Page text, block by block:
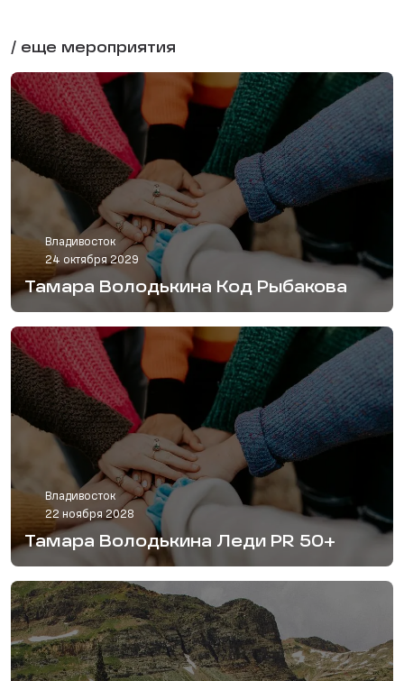
/ еще мероприятия
Владивосток
24 октября 2029
Тамара Володькина Код Рыбакова
Владивосток
22 ноября 2028
Тамара Володькина Леди PR 50+